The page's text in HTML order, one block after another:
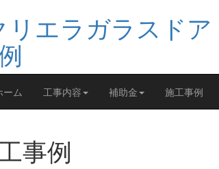
ーム 工事内容 補助金 施工事例
事例